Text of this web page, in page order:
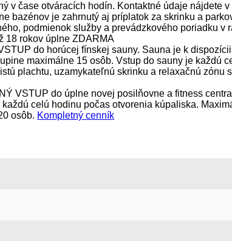
v čase otváracích hodín. Kontaktné údaje nájdete
bazénov je zahrnutý aj príplatok za skrinku a
podmienok služby a prevádzkového poriadku
18 rokov úplne ZDARMA
do horúcej fínskej sauny. Sauna je k
maximálne 15 osôb. Vstup do sauny je každú
plachtu, uzamykateľnú skrinku a relaxačnú zónu
VSTUP do úplne novej posilňovne a fitness
celú hodinu počas otvorenia kúpaliska.
osôb. Kompletný cenník